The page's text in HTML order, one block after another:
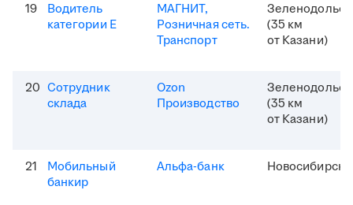
19
Водитель
категории Е
МАГНИТ,
Розничная сеть.
Транспорт
Зеленодольск
(35 км
от Казани)
20 Сотрудник
склада
Ozon
Производство
Зеленодольск
(35 км
от Казани)
21
Мобильный
банкир
Альфа-банк Новосибирск